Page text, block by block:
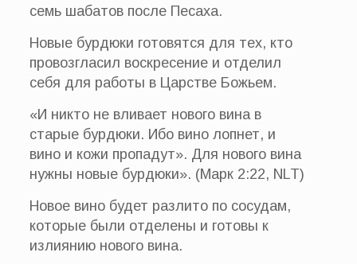
семь шабатов после Песаха.
Новые бурдюки готовятся для тех, кто
провозгласил воскресение и отделил
себя для работы в Царстве Божьем.
«И никто не вливает нового вина в
старые бурдюки. Ибо вино лопнет, и
вино и кожи пропадут». Для нового вина
нужны новые бурдюки». (Марк 2:22, NLT)
Новое вино будет разлито по сосудам,
которые были отделены и готовы к
излиянию нового вина.